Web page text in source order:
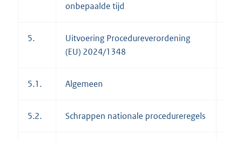
onbepaalde tijd
5.
Uitvoering Procedureverordening
(EU) 2024/1348
5.1. Algemeen
5.2. Schrappen nationale procedureregels